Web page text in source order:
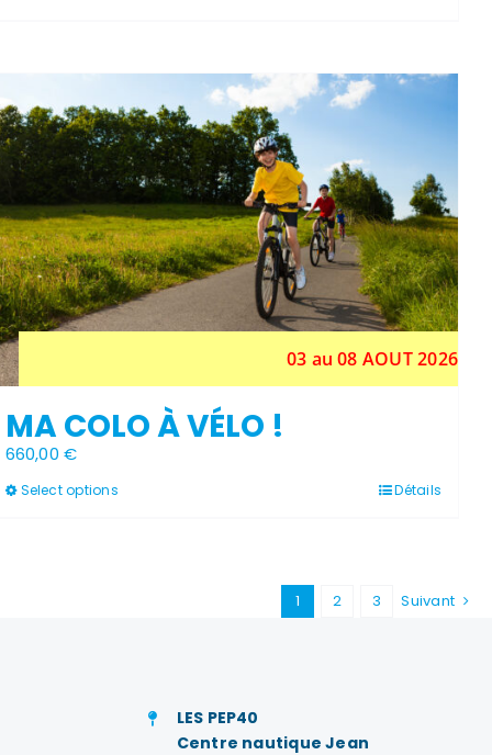
03 au 08 AOUT 2026
MA COLO À VÉLO !
660,00€
Select optionsCe
page
Détails
1 2 3 Suivant
LES PEP40
Centre nautique Jean